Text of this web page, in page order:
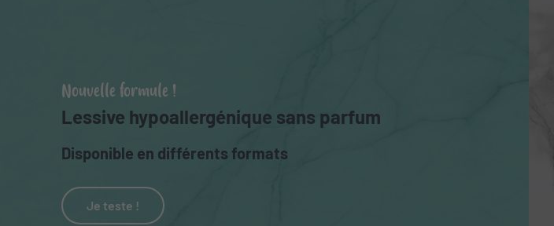
Nouvelle formule !
Lessive hypoallergénique sans parfum
Disponible en différents formats
Je teste !